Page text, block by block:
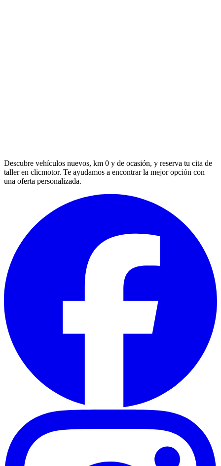
Descubre vehículos nuevos, km 0 y de ocasión, y reserva tu cita de
taller en clicmotor. Te ayudamos a encontrar la mejor opción con
una oferta personalizada.